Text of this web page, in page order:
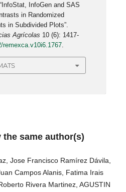
InfoGen and SAS
in Randomized
in Subdivided Plots”.
Agrícolas 10 (6): 1417-
remexca.v10i6.1767
same author(s)
Jose Francisco Ramírez Dávila,
Campos Alanis, Fatima Irais
Rivera Martinez, AGUSTIN